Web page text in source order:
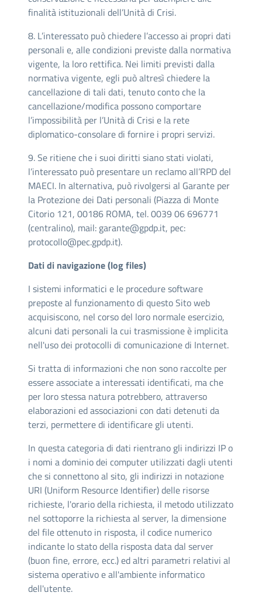
finalità istituzionali dell’Unità di Crisi.
8. L’interessato può chiedere l’accesso ai propri dati
personali e, alle condizioni previste dalla normativa
vigente, la loro rettifica. Nei limiti previsti dalla
normativa vigente, egli può altresì chiedere la
cancellazione di tali dati, tenuto conto che la
cancellazione/modifica possono comportare
l’impossibilità per l’Unità di Crisi e la rete
diplomatico-consolare di fornire i propri servizi.
9. Se ritiene che i suoi diritti siano stati violati,
l’interessato può presentare un reclamo all’RPD del
MAECI. In alternativa, può rivolgersi al Garante per
la Protezione dei Dati personali (Piazza di Monte
Citorio 121, 00186 ROMA, tel. 0039 06 696771
(centralino), mail: garante@gpdp.it, pec:
protocollo@pec.gpdp.it).
Dati di navigazione (log files)
I sistemi informatici e le procedure software
preposte al funzionamento di questo Sito web
acquisiscono, nel corso del loro normale esercizio,
alcuni dati personali la cui trasmissione è implicita
nell'uso dei protocolli di comunicazione di Internet.
Si tratta di informazioni che non sono raccolte per
essere associate a interessati identificati, ma che
per loro stessa natura potrebbero, attraverso
elaborazioni ed associazioni con dati detenuti da
terzi, permettere di identificare gli utenti.
In questa categoria di dati rientrano gli indirizzi IP o
i nomi a dominio dei computer utilizzati dagli utenti
che si connettono al sito, gli indirizzi in notazione
URI (Uniform Resource Identifier) delle risorse
richieste, l'orario della richiesta, il metodo utilizzato
nel sottoporre la richiesta al server, la dimensione
del file ottenuto in risposta, il codice numerico
indicante lo stato della risposta data dal server
(buon fine, errore, ecc.) ed altri parametri relativi al
sistema operativo e all'ambiente informatico
dell'utente.